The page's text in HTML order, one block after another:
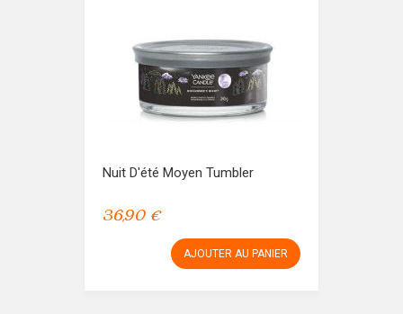
Nuit D'été Moyen Tumbler
36,90 €
AJOUTER AU PANIER